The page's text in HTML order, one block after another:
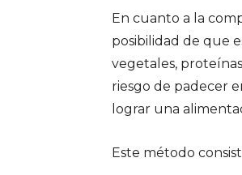
En cuanto a la
posibilidad de que
vegetales,
riesgo de padecer
lograr una
Este método